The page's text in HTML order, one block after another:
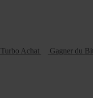
Turbo Achat Gagner du